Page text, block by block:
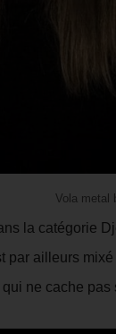
Vola metal
la catégorie
par ailleurs
ne cache